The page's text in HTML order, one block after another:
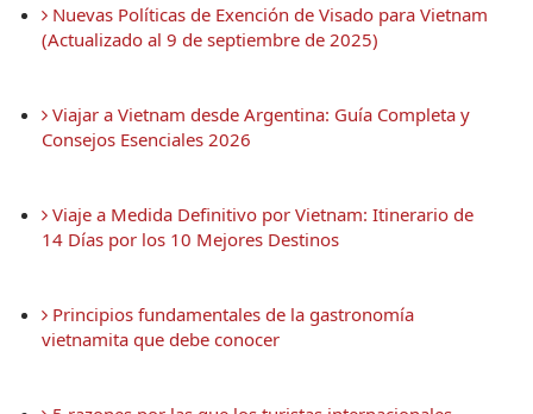
Nuevas Políticas de Exención de Visado para Vietnam
(Actualizado al 9 de septiembre de 2025)
Viajar a Vietnam desde Argentina: Guía Completa y
Consejos Esenciales 2026
Viaje a Medida Definitivo por Vietnam: Itinerario de
14 Días por los 10 Mejores Destinos
Principios fundamentales de la gastronomía
vietnamita que debe conocer